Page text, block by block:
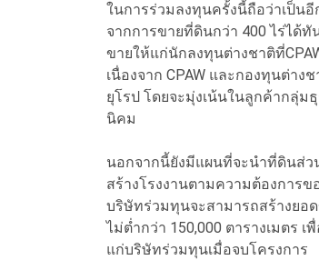
ในการร่วมลงทุนครั้งนี้ถือว่าเป็นอี
จากการขายที่ดินกว่า 400 ไร่ได้
ขายให้แก่นักลงทุนต่างชาติที่
เนื่องจาก CPAW และกองทุนต่า
ยุโรป โดยจะมุ่งเน้นในลูกค้ากลุ่
นิคม
นอกจากนี้ยังมีแผนที่จะนำที่ดินส่ว
สร้างโรงงานตามความต้องการ
บริษัทร่วมทุนจะสามารถสร้างยอ
ไม่ต่ำกว่า 150,000 ตารางเมตร
แก่บริษัทร่วมทุนเมื่อจบโครงการ